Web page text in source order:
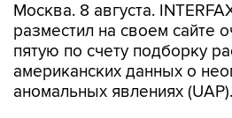
Москва. 8 августа.
разместил на своем сайте
пятую по счету подборку
американских данных о
аномальных явлениях (UAP).